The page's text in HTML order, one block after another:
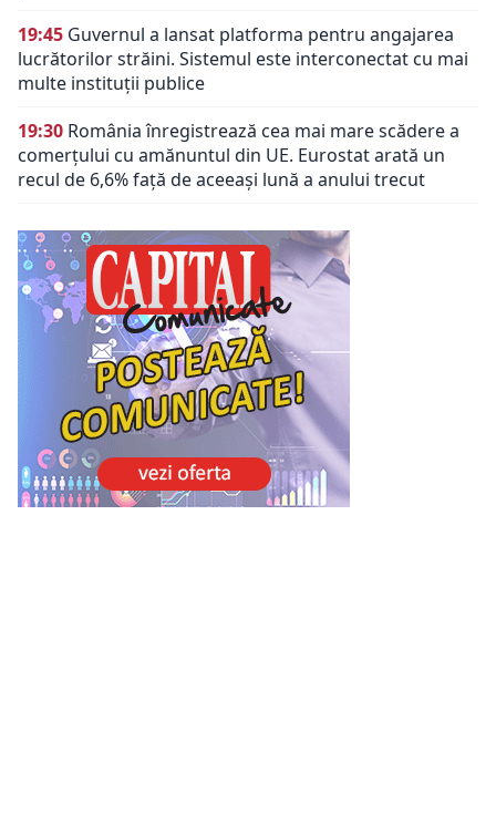
19:45 Guvernul a lansat platforma pentru angajarea
lucrătorilor străini. Sistemul este interconectat cu mai
multe instituții publice
19:30 România înregistrează cea mai mare scădere a
comerțului cu amănuntul din UE. Eurostat arată un
recul de 6,6% față de aceeași lună a anului trecut